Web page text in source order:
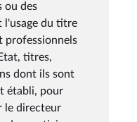
ou des
l'usage du titre
professionnels
titres,
dont ils sont
établi, pour
le directeur